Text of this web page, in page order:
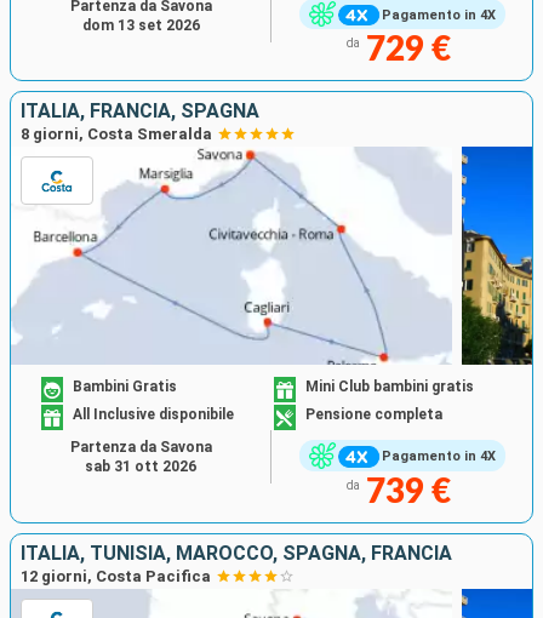
Pagamento in 4X
da 729 €
Partenza da Savona
dom 13 set 2026
ITALIA, FRANCIA, SPAGNA
8 giorni, Costa Smeralda
Pagamento in 4X
Bambini Gratis
Mini Club bambini gratis
All Inclusive disponibile
Pensione completa
da 739 €
Partenza da Savona
sab 31 ott 2026
ITALIA, TUNISIA, MAROCCO, SPAGNA, FRANCIA
12 giorni, Costa Pacifica